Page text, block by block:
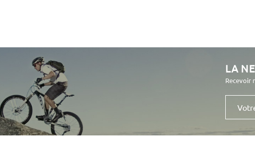
LA
Recevoir
Votre
mail